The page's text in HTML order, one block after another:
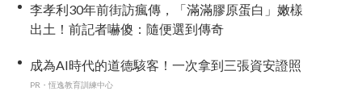
李孝利30年前街訪瘋傳，「滿滿膠原蛋白」嫩樣
出土！前記者嚇傻：隨便選到傳奇
成為AI時代的道德駭客！一次拿到三張資安證照
PR・恆逸教育訓練中心